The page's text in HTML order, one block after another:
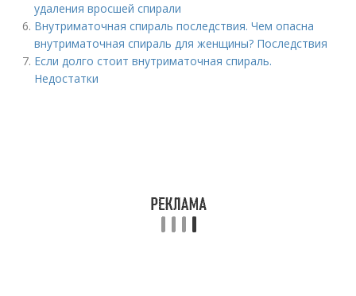
удаления вросшей спирали
Внутриматочная спираль последствия. Чем опасна
внутриматочная спираль для женщины? Последствия
Если долго стоит внутриматочная спираль.
Недостатки